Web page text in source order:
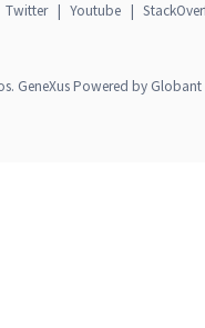
Twitter | Youtube |
GeneXus Powered by Globant